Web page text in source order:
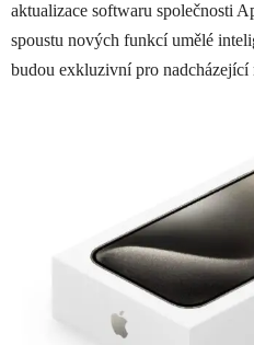
aktualizace softwaru společnosti
spoustu nových funkcí umělé
budou exkluzivní pro nadcházející